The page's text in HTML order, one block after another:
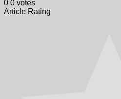
0 0 votes
Article Rating